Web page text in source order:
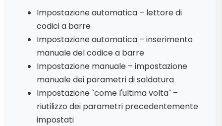
Impostazione automatica – lettore di
codici a barre
Impostazione automatica – inserimento
manuale del codice a barre
Impostazione manuale – impostazione
manuale dei parametri di saldatura
Impostazione `come l'ultima volta` –
riutilizzo dei parametri precedentemente
impostati